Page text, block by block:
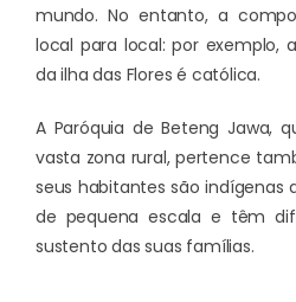
mundo. No entanto, a
local para local: por exemplo,
da ilha das Flores é católica.
A Paróquia de Beteng Jawa,
vasta zona rural, pertence
seus habitantes são indígenas
de pequena escala e têm
sustento das suas famílias.